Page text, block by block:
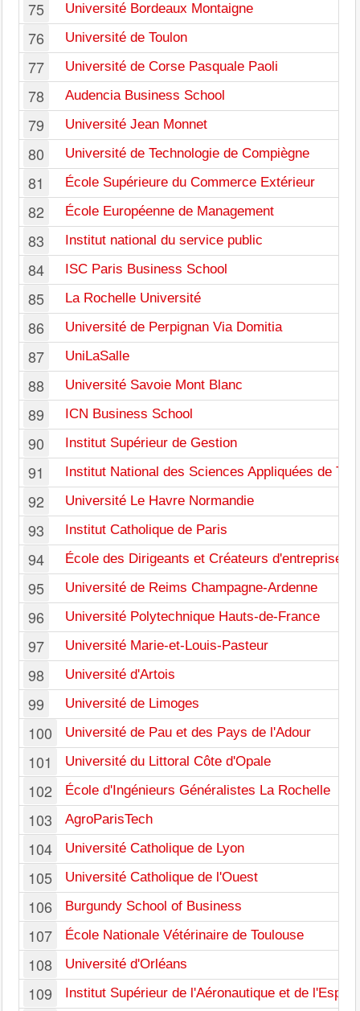
75 Université Bordeaux Montaigne
76 Université de Toulon
77 Université de Corse Pasquale Paoli
78 Audencia Business School
79 Université Jean Monnet
80 Université de Technologie de Compiègne
81 École Supérieure du Commerce Extérieur
82 École Européenne de Management
83 Institut national du service public
84 ISC Paris Business School
85 La Rochelle Université
86 Université de Perpignan Via Domitia
87 UniLaSalle
88 Université Savoie Mont Blanc
89 ICN Business School
90 Institut Supérieur de Gestion
91 Institut National des Sciences Appliquées de
92 Université Le Havre Normandie
93 Institut Catholique de Paris
94 École des Dirigeants et Créateurs d'entreprise
95 Université de Reims Champagne-Ardenne
96 Université Polytechnique Hauts-de-France
97 Université Marie-et-Louis-Pasteur
98 Université d'Artois
99 Université de Limoges
100 Université de Pau et des Pays de l'Adour
101 Université du Littoral Côte d'Opale
102 École d'Ingénieurs Généralistes La Rochelle
103 AgroParisTech
104 Université Catholique de Lyon
105 Université Catholique de l'Ouest
106 Burgundy School of Business
107 École Nationale Vétérinaire de Toulouse
108 Université d'Orléans
109 Institut Supérieur de l'Aéronautique et de